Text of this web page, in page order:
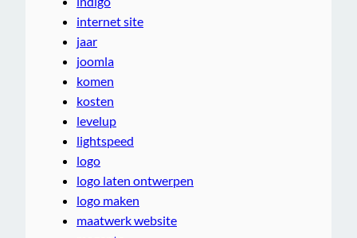
internet site
jaar
joomla
komen
kosten
levelup
lightspeed
logo
logo laten ontwerpen
logo maken
maatwerk website